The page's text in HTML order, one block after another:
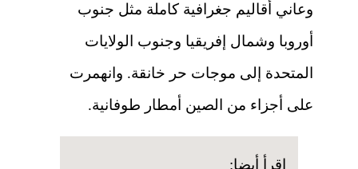
وعاني أقاليم جغرافية كاملة مثل جنوب
أوروبا وشمال إفريقيا وجنوب الولايات
المتحدة إلى موجات حر خانقة. وانهمرت
على أجزاء من الصين أمطار طوفانية.
اقرأ أيضا: